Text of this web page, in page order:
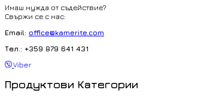
Имаш нужда от съдействие?
Свържи се с нас:
Email: office@kamerite.com
Тел.: +359 879 641 431
Viber
Продуктови Категории